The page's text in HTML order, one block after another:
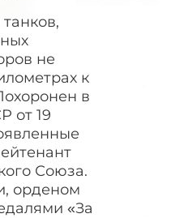
не
к
в
от 19
Союза.
орденом
«За